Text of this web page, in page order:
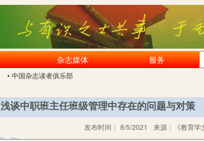
杂志媒体 服务
• 中国杂志读者俱乐部
浅谈中职班主任班级管理中存在的问题与对策
发布时间： 8/5/2021 来源： 《教育